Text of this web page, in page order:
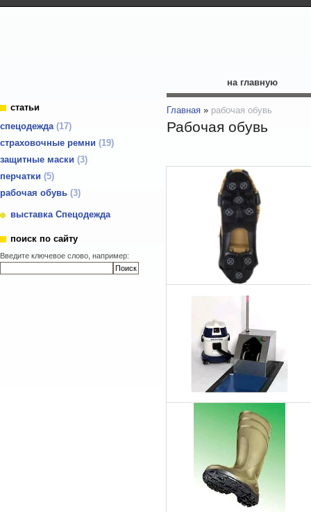
на главную
статьи
cпецодежда 17
страховочные ремни
19
защитные маски 3
перчатки 5
рабочая обувь 3
выставка Спецодежда
поиск по сайту
Введите ключевое слово, например:
Главная » рабочая обувь
Рабочая обувь